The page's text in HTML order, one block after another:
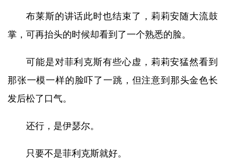
布莱斯的讲话此时也结束了，莉莉安随大流鼓
掌，可再抬头的时候却看到了一个熟悉的脸。
可能是对菲利克斯有些心虚，莉莉安猛然看到
那张一模一样的脸吓了一跳，但注意到那头金色长
发后松了口气。
还行，是伊瑟尔。
只要不是菲利克斯就好。